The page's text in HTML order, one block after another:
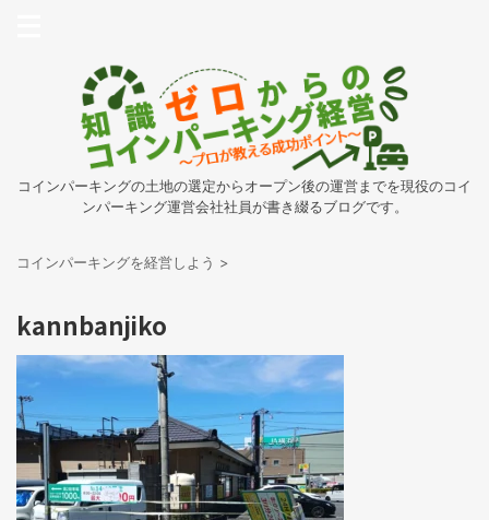
コインパーキングの土地の選定からオープン後の運営までを現役のコイ
ンパーキング運営会社社員が書き綴るブログです。
コインパーキングを経営しよう >
kannbanjiko